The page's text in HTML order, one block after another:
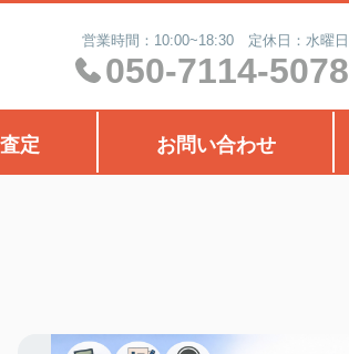
営業時間：10:00~18:30 定休日：水曜日
050-7114-5078
定 お問い合わせ